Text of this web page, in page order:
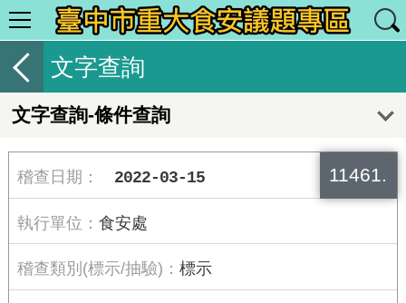
文字查詢
文字查詢-條件查詢
11461.
2022-03-15
食安處
標示